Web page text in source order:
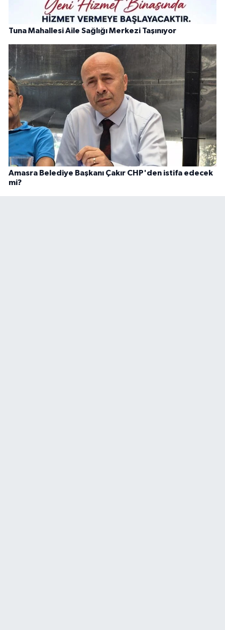
Tuna Mahallesi Aile Sağlığı Merkezi Taşınıyor
Amasra Belediye Başkanı Çakır CHP'den istifa edecek
mi?